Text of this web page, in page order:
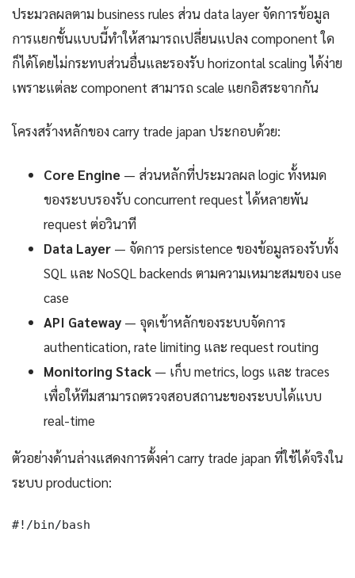
ประมวลผลตาม business rules ส่วน data layer จัดการข้อมูล
การแยกชั้นแบบนี้ทำให้สามารถเปลี่ยนแปลง component ใด
ก็ได้โดยไม่กระทบส่วนอื่นและรองรับ horizontal scaling ได้ง่าย
เพราะแต่ละ component สามารถ scale แยกอิสระจากกัน
โครงสร้างหลักของ carry trade japan ประกอบด้วย:
Core Engine — ส่วนหลักที่ประมวลผล logic ทั้งหมด
ของระบบรองรับ concurrent request ได้หลายพัน
request ต่อวินาที
Data Layer — จัดการ persistence ของข้อมูลรองรับทั้ง
SQL และ NoSQL backends ตามความเหมาะสมของ use
case
API Gateway — จุดเข้าหลักของระบบจัดการ
authentication, rate limiting และ request routing
Monitoring Stack — เก็บ metrics, logs และ traces
เพื่อให้ทีมสามารถตรวจสอบสถานะของระบบได้แบบ
real-time
ตัวอย่างด้านล่างแสดงการตั้งค่า carry trade japan ที่ใช้ได้จริงใน
ระบบ production:
#!/bin/bash